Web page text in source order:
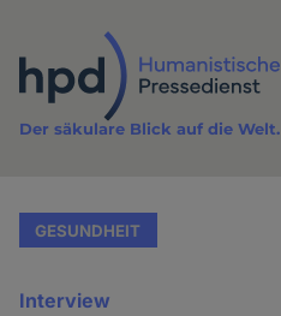
Inhalt
Der säkulare Blick auf die Welt.
GESUNDHEIT
Interview